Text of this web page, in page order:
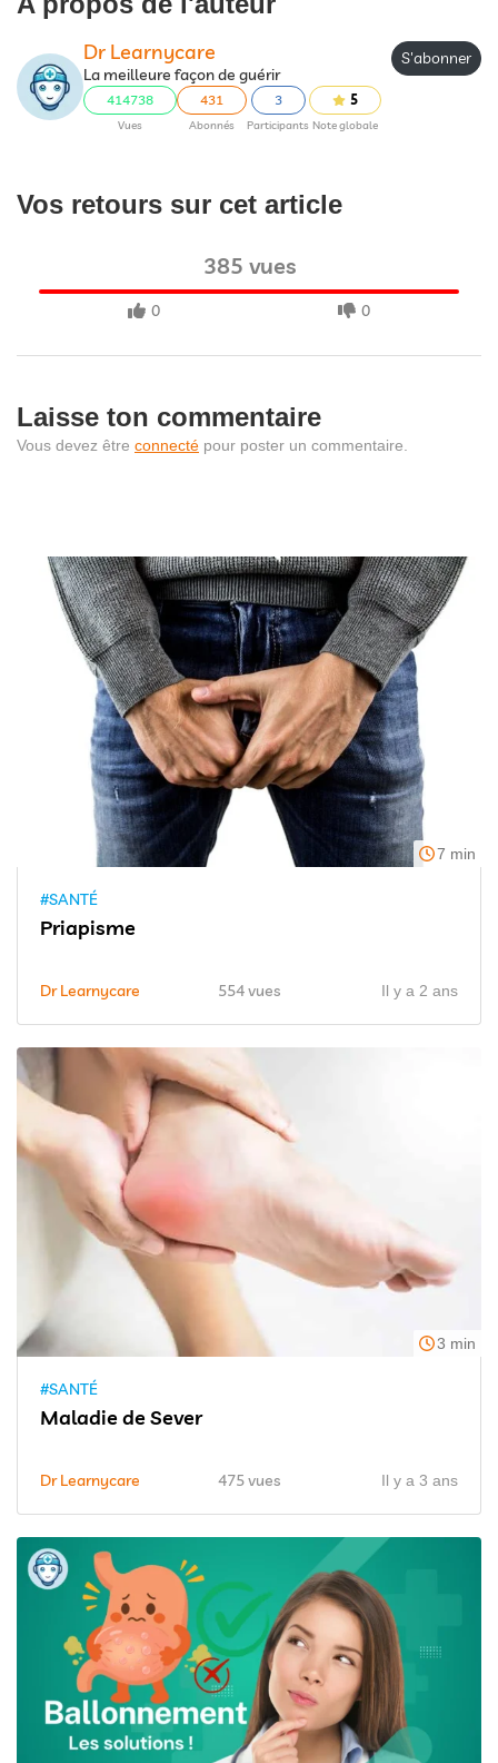
Dr Learnycare
La meilleure façon de guérir
414738
Vues
431
Abonnés
3
Participants
5
Note globale
S'abonner
Vos retours sur cet article
385 vues
0 0
Laisse ton commentaire
Vous devez être connecté pour poster un commentaire.
7 min
#SANTÉ
Priapisme
Dr Learnycare 554 vues Il y a 2 ans
3 min
#SANTÉ
Maladie de Sever
Dr Learnycare 475 vues Il y a 3 ans